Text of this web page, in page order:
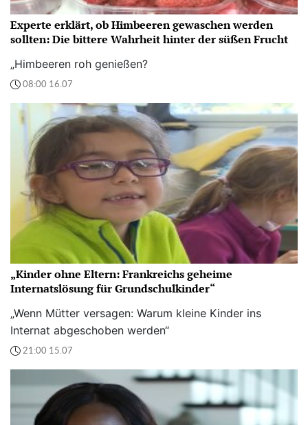
Experte erklärt, ob Himbeeren gewaschen werden
sollten: Die bittere Wahrheit hinter der süßen Frucht
„Himbeeren roh genießen?
08:00 16.07
„Kinder ohne Eltern: Frankreichs geheime
Internatslösung für Grundschulkinder“
„Wenn Mütter versagen: Warum kleine Kinder ins
Internat abgeschoben werden“
21:00 15.07